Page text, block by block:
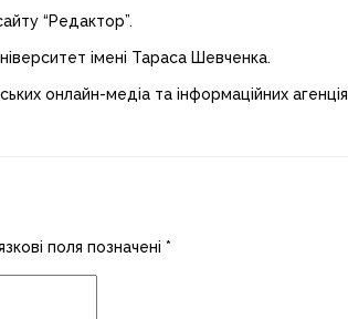
“Редактор”.
імені Тараса Шевченка.
онлайн-медіа та інформаційних
поля позначені *